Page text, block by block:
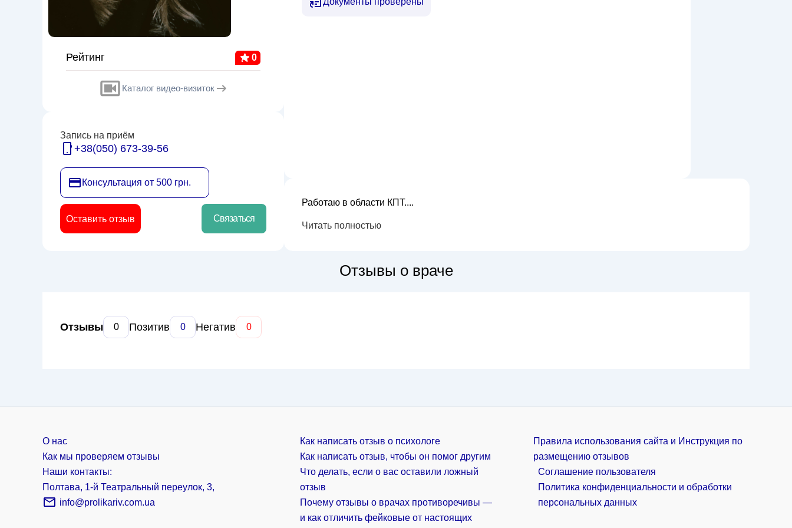
Рейтинг 0
Каталог видео-визиток
Запись на приём
+38(050) 673-39-56
Консультация от 500 грн.
Оставить отзыв Связаться
Работаю в области КПТ....
Читать полностью
Отзывы о враче
Отзывы 0 Позитив 0 Негатив 0
О нас
Как мы проверяем отзывы
Наши контакты:
Полтава, 1-й Театральный переулок, 3,
info@prolikariv.com.ua
Как написать отзыв о психологе
Как написать отзыв, чтобы он помог другим
Что делать, если о вас оставили ложный
отзыв
Почему отзывы о врачах противоречивы —
и как отличить фейковые от настоящих
Правила использования сайта и Инструкция по
размещению отзывов
Соглашение пользователя
Политика конфиденциальности и обработки
персональных данных